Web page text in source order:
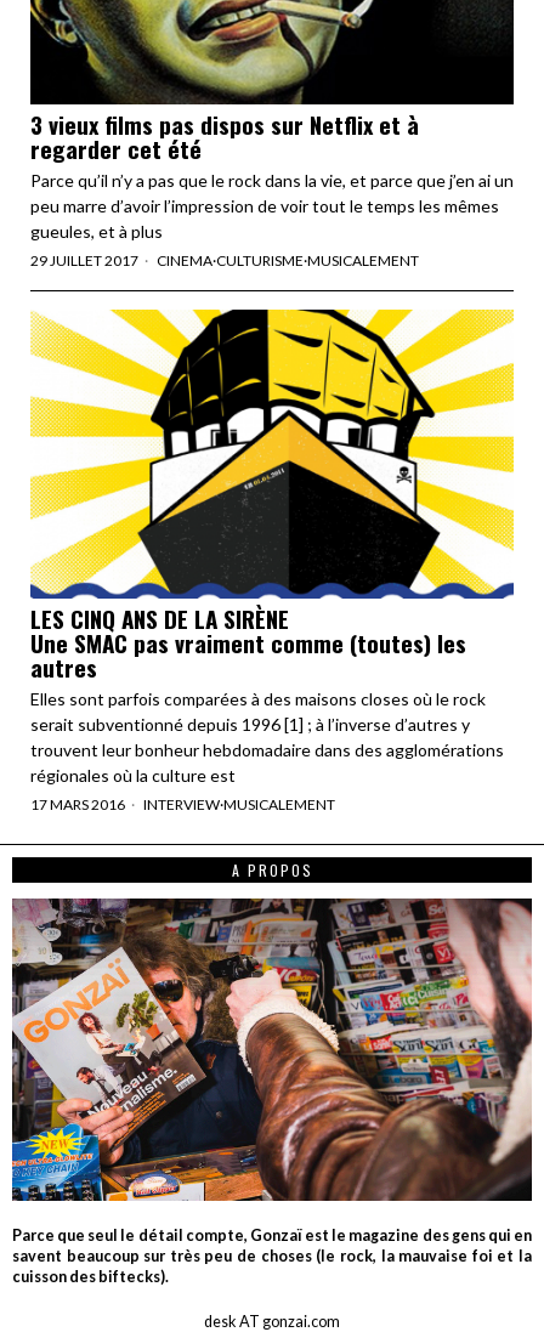
3 vieux films pas dispos sur Netflix et à
regarder cet été
Parce qu’il n’y a pas que le rock dans la vie, et parce que j’en ai un
peu marre d’avoir l’impression de voir tout le temps les mêmes
gueules, et à plus
29 JUILLET 2017 CINEMA·CULTURISME·MUSICALEMENT
LES CINQ ANS DE LA SIRÈNE
Une SMAC pas vraiment comme (toutes) les
autres
Elles sont parfois comparées à des maisons closes où le rock
serait subventionné depuis 1996 [1] ; à l’inverse d’autres y
trouvent leur bonheur hebdomadaire dans des agglomérations
régionales où la culture est
17 MARS 2016 INTERVIEW·MUSICALEMENT
A PROPOS
Parce que seul le détail compte, Gonzaï est le magazine des gens qui en
savent beaucoup sur très peu de choses (le rock, la mauvaise foi et la
cuisson des biftecks).
desk AT gonzai.com